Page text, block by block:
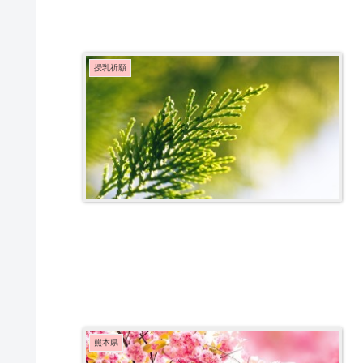
授乳祈願
熊本県